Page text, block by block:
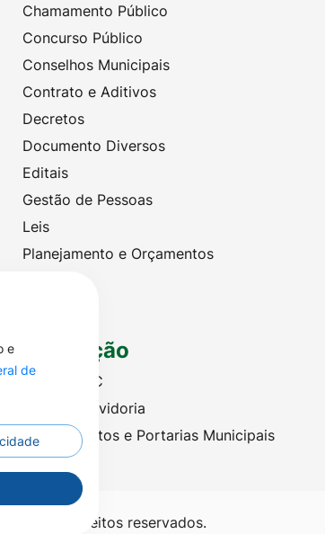
Chamamento Público
Concurso Público
Conselhos Municipais
Contrato e Aditivos
Decretos
Documento Diversos
Editais
Gestão de Pessoas
Leis
Planejamento e Orçamentos
Legislação
Criação SIC
Criação Ouvidoria
Leis, Decretos e Portarias Municipais
os direitos reservados.
e
de